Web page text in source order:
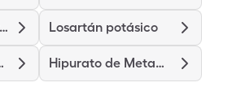
Cápsulas Recubiertas de Clorhidrato de Diltiazem (liberación prolongada) Losartán potásico
Hipurato de Metamina